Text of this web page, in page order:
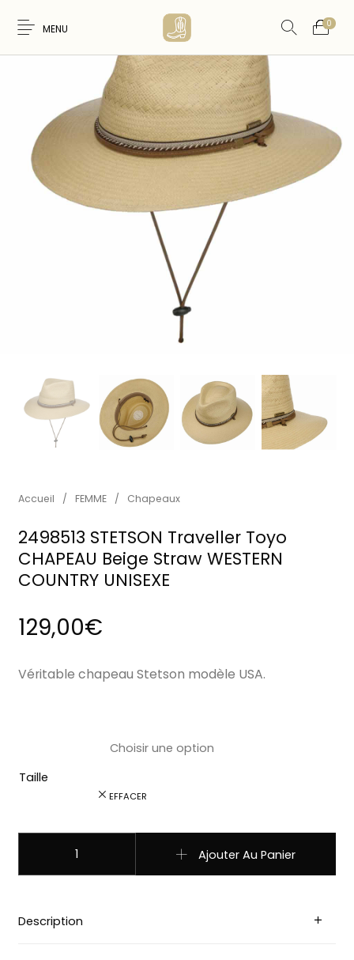
MENU 0
Nouveaux
Produits
WESTERN &
COUNTRY
ACCESSOIRES CEINTURES
Accueil / FEMME / Chapeaux
2498513 STETSON Traveller Toyo
CHAPEAU Beige Straw WESTERN
COUNTRY UNISEXE
129,00€
Véritable chapeau Stetson modèle USA.
Taille
EFFACER
Ajouter Au Panier
Description